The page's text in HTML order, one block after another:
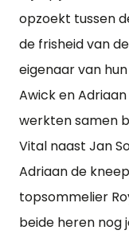
opzoekt tussen
de frisheid van
eigenaar van
Awick en
werkten samen
Vital naast Jan
Adriaan de
topsommelier
beide heren nog